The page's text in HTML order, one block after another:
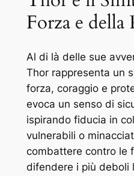
Forza e della
Al di là delle sue
Thor rappresenta un
forza, coraggio e
evoca un senso di
ispirando fiducia in
vulnerabili o
combattere contro le
difendere i più deboli